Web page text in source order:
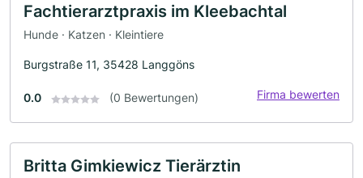
Fachtierarztpraxis im Kleebachtal
Hunde · Katzen · Kleintiere
Burgstraße 11, 35428 Langgöns
0.0 (0 Bewertungen) Firma bewerten
Britta Gimkiewicz Tierärztin